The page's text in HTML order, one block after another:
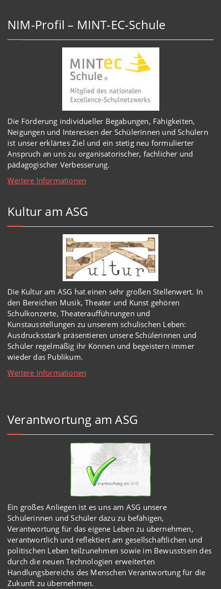
NIM-Profil – MINT-EC-Schule
Die Förderung individueller Begabungen, Fähigkeiten,
Neigungen und Interessen der Schülerinnen und Schülern
ist unser erklärtes Ziel und ein stetig neu formulierter
Anspruch an uns zu organisatorischer, fachlicher und
pädagogischer Verbesserung.
Weitere Informationen
Kultur am ASG
Die Kultur am ASG hat einen sehr großen Stellenwert. In
den Bereichen Musik, Theater und Kunst gehören
Schulkonzerte, Theateraufführungen und
Kunstausstellungen zu unserem schulischen Leben:
Ausdrucksstark präsentieren unsere Schülerinnen und
Schüler regelmäßig ihr Können und begeistern immer
wieder das Publikum.
Weitere Informationen
Verantwortung am ASG
Ein großes Anliegen ist es uns am ASG unsere
Schülerinnen und Schüler dazu zu befähigen,
Verantwortung für das eigene Leben zu übernehmen,
verantwortlich und reflektiert am gesellschaftlichen und
politischen Leben teilzunehmen sowie im Bewusstsein des
durch die neuen Technologien erweiterten
Handlungsbereichs des Menschen Verantwortung für die
Zukunft zu übernehmen.